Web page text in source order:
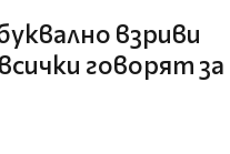
взриви
говорят за